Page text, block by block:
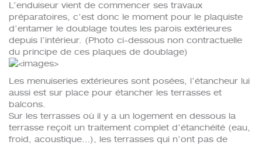
L’enduiseur vient de commencer ses travaux
préparatoires, c’est donc le moment pour le plaquiste
d’entamer le doublage toutes les parois extérieures
depuis l’intérieur. (Photo ci-dessous non contractuelle
du principe de ces plaques de doublage)
Les menuiseries extérieures sont posées, l’étancheur lui
aussi est sur place pour étancher les terrasses et
balcons.
Sur les terrasses où il y a un logement en dessous la
terrasse reçoit un traitement complet d’étanchéité (eau,
froid, acoustique…), les terrasses qui n’ont pas de